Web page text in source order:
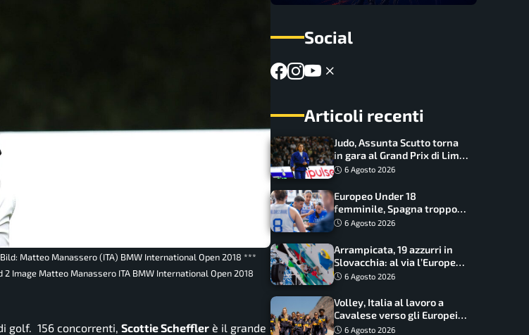
Matteo Manassero (ITA) BMW International Open 2018 ***
Image Matteo Manassero ITA BMW International Open 2018
golf. 156 concorrenti, Scottie Scheffler è il grande
Social
Articoli recenti
Judo, Assunta Scutto torna
in gara al Grand Prix di Lima:
17 azzurri convocati
6 Agosto 2026
Europeo Under 18
femminile, Spagna troppo
forte: Italia battuta 95-41,
6 Agosto 2026
Arrampicata, 19 azzurri in
Slovacchia: al via l’Europe
Series Lead, tappa decisiva
6 Agosto 2026
Volley, Italia al lavoro a
Cavalese verso gli Europei:
oggi allenamento aperto ai
6 Agosto 2026